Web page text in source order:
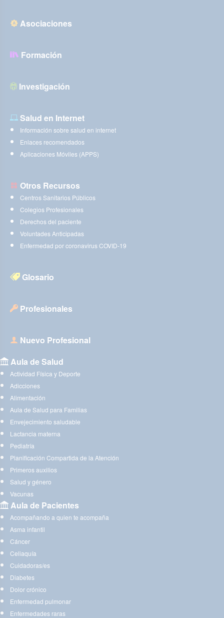
Asociaciones
Formación
Investigación
Salud en Internet
Información sobre salud en internet
Enlaces recomendados
Aplicaciones Móviles (APPS)
Otros Recursos
Centros Sanitarios Públicos
Colegios Profesionales
Derechos del paciente
Voluntades Anticipadas
Enfermedad por coronavirus COVID-19
Glosario
Profesionales
Nuevo Profesional
Aula de Salud
Actividad Física y Deporte
Adicciones
Alimentación
Aula de Salud para Familias
Envejecimiento saludable
Lactancia materna
Pediatría
Planificación Compartida de la Atención
Primeros auxilios
Salud y género
Vacunas
Aula de Pacientes
Acompañando a quien te acompaña
Asma infantil
Cáncer
Celiaquía
Cuidadoras/es
Diabetes
Dolor crónico
Enfermedad pulmonar
Enfermedades raras